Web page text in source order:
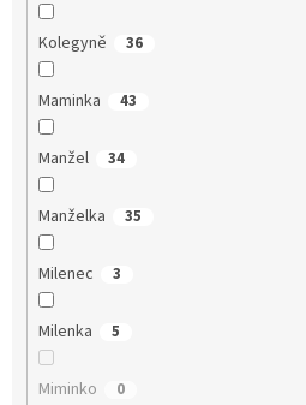
Kolegyně 36
Maminka 43
Manžel 34
Manželka 35
Milenec 3
Milenka 5
Miminko 0